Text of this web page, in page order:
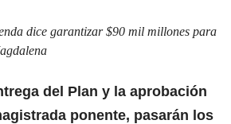
dice garantizar $90 mil millones para
del Plan y la aprobación
ponente, pasarán los